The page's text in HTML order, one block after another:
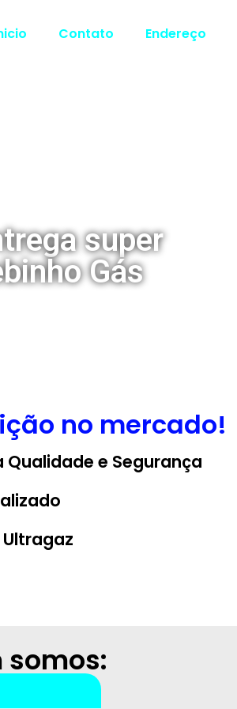
Contato Endereço
super
Gás
no mercado!
e Segurança
somos: